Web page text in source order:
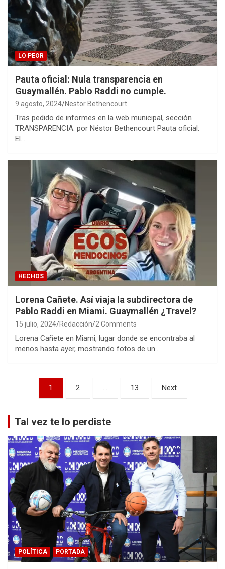
LO PEOR
Pauta oficial: Nula transparencia en
Guaymallén. Pablo Raddi no cumple.
9 agosto, 2024 Nestor Bethencourt
Tras pedido de informes en la web municipal, sección
TRANSPARENCIA. por Néstor Bethencourt Pauta oficial:
El…
HECHOS
Lorena Cañete. Así viaja la subdirectora de
Pablo Raddi en Miami. Guaymallén ¿Travel?
15 julio, 2024 Redacción 2 Comments
Lorena Cañete en Miami, lugar donde se encontraba al
menos hasta ayer, mostrando fotos de un…
Paginación
entradas
1 2 … 13 Next
Tal vez te lo perdiste
POLÍTICA PORTADA